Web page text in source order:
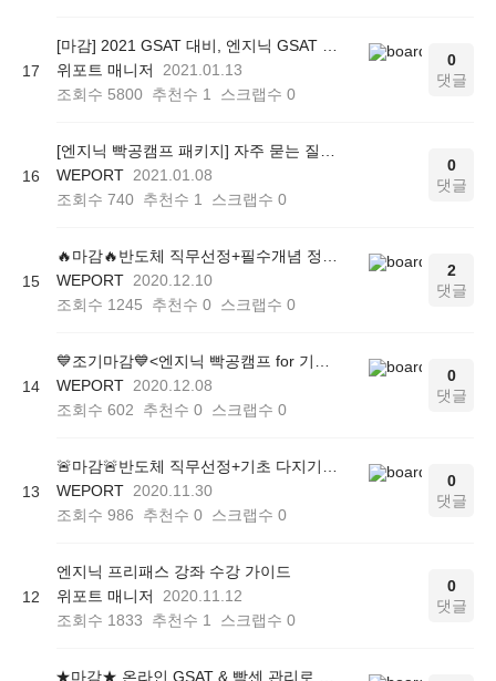
17
위포트 매니저
2021.01.13
조회수 5800 추천수 1 스크랩수 0
0
댓글
16
WEPORT 2021.01.08
조회수 740 추천수 1 스크랩수 0
0
댓글
15
WEPORT 2020.12.10
조회수 1245 추천수 0 스크랩수 0
2
댓글
14
WEPORT 2020.12.08
조회수 602 추천수 0 스크랩수 0
0
댓글
13
WEPORT 2020.11.30
조회수 986 추천수 0 스크랩수 0
0
댓글
12
엔지닉 프리패스 강좌 수강 가이드
위포트 매니저
2020.11.12
조회수 1833 추천수 1 스크랩수 0
0
댓글